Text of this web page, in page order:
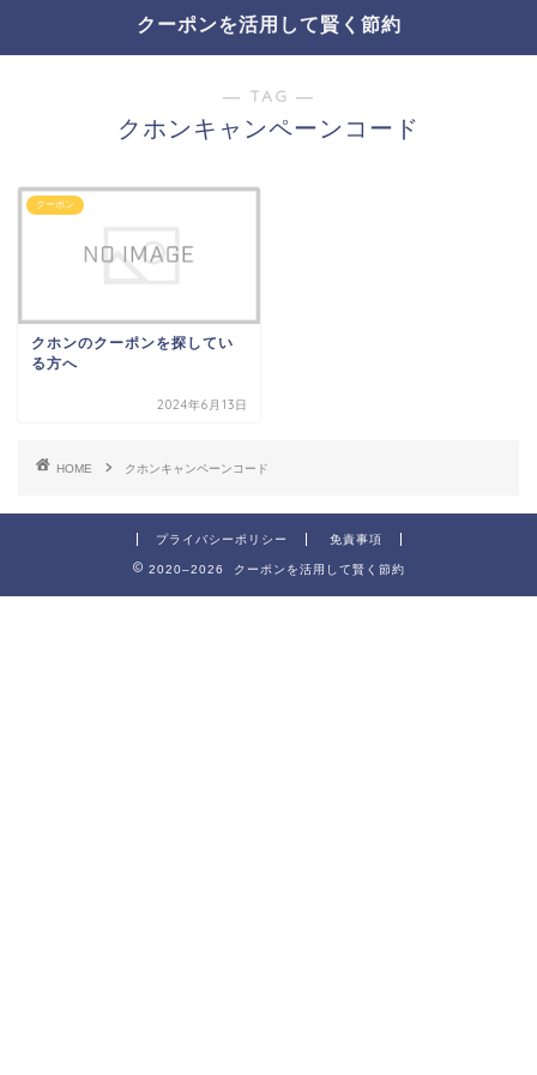
クーポンを活用して賢く節約
― TAG ―
クホンキャンペーンコード
クーポン
クホンのクーポンを探してい
る方へ
2024年6月13日
HOME クホンキャンペーンコード
プライバシーポリシー 免責事項
2020–2026 クーポンを活用して賢く節約